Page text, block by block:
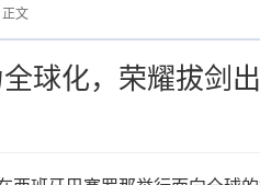
正文
球化，荣耀拔剑